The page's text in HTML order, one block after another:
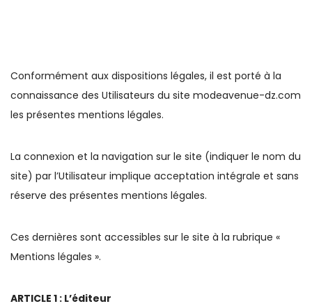
Conformément aux dispositions légales, il est porté à la
connaissance des Utilisateurs du site modeavenue-dz.com
les présentes mentions légales.
La connexion et la navigation sur le site (indiquer le nom du
site) par l’Utilisateur implique acceptation intégrale et sans
réserve des présentes mentions légales.
Ces dernières sont accessibles sur le site à la rubrique «
Mentions légales ».
ARTICLE 1 : L’éditeur